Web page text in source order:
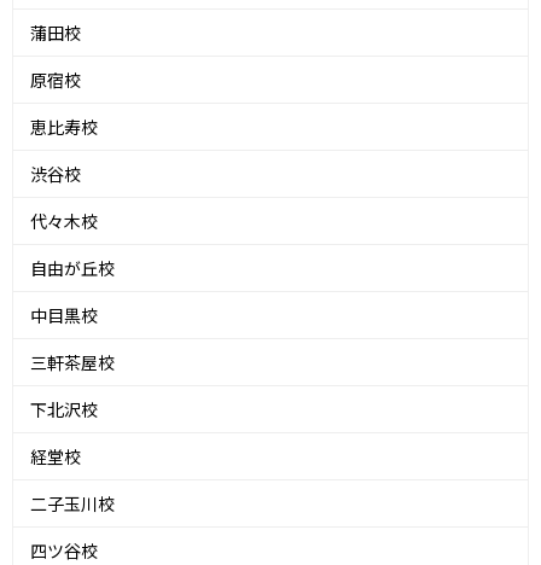
蒲田校
原宿校
恵比寿校
渋谷校
代々木校
自由が丘校
中目黒校
三軒茶屋校
下北沢校
経堂校
二子玉川校
四ツ谷校